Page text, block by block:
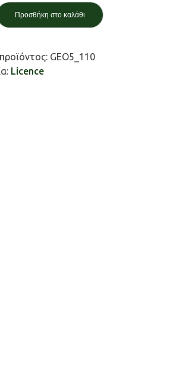
Προσθήκη στο καλάθι
GEO5_110
Licence